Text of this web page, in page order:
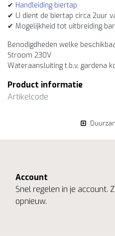
✔ Handleiding biertap
✔ U dient de biertap circa 2uur
✔ Mogelijkheid tot uitbreiding
Benodigdheden welke
Stroom 230V
Wateraansluiting t.b.v. gardena
Product informatie
Artikelcode
Account
Snel regelen in je account.
opnieuw.